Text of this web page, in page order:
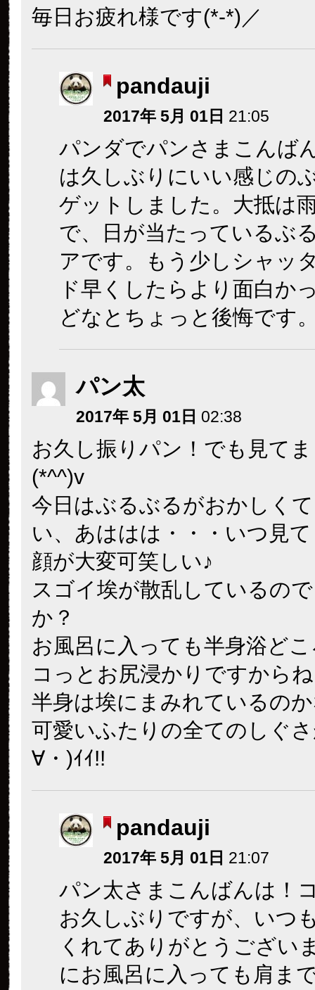
毎日お疲れ様です(*-*)／
pandauji
2017年 5月 01日 21:05
パンダでパンさまこんば
は久しぶりにいい感じの
ゲットしました。大抵は
で、日が当たっているぶ
アです。もう少しシャッ
ド早くしたらより面白か
どなとちょっと後悔です
パン太
2017年 5月 01日 02:38
お久し振りパン！でも見て
(*^^)v
今日はぶるぶるがおかしく
い、あははは・・・いつ見
顔が大変可笑しい♪
スゴイ埃が散乱しているの
か？
お風呂に入っても半身浴ど
コっとお尻浸かりですから
半身は埃にまみれているの
可愛いふたりの全てのしぐ
∀・)ｲｲ!!
pandauji
2017年 5月 01日 21:07
パン太さまこんばんは！
お久しぶりですが、いつ
くれてありがとうござい
にお風呂に入っても肩ま